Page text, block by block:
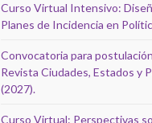
Curso Virtual Intensivo:
Planes de Incidencia en
Convocatoria para
Revista Ciudades, Estados y
(2027).
Curso Virtual: Perspectivas